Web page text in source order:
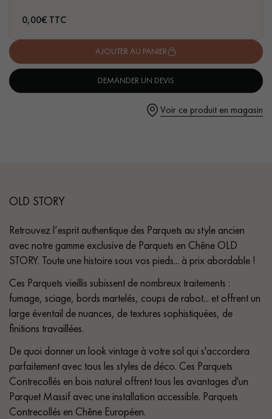
Demandez un rendez-vous personnalisé
0,00€ TTC
AJOUTER AU PANIER
DEMANDER UN DEVIS
Voir ce produit en magasin
OLD STORY
Retrouvez l’esprit authentique des Parquets au style ancien
avec notre gamme exclusive de Parquets en Chêne OLD
STORY. Toute une histoire sous vos pieds... à prix abordable !
Ces Parquets vieillis subissent de nombreux traitements :
fumage, sciage, bords martelés, coups de rabot... et offrent un
large éventail de nuances, de textures sophistiquées, de
finitions travaillées.
De quoi donner un look vintage à votre sol qui s'accordera
parfaitement avec tous les styles de déco. Ces Parquets
Contrecollés en bois naturel offrent tous les avantages d'un
Parquet Massif avec une installation accessible. Parquets
Contrecollés en Chêne Européen.